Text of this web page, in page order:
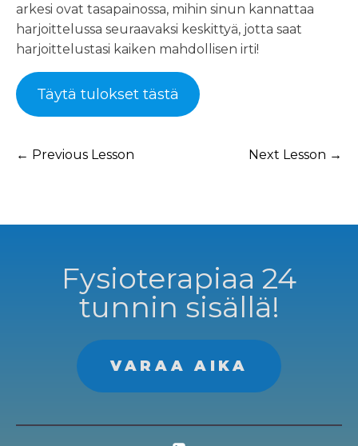
arkesi ovat tasapainossa, mihin sinun kannattaa
harjoittelussa seuraavaksi keskittyä, jotta saat
harjoittelustasi kaiken mahdollisen irti!
Täytä tulokset tästä
← Previous Lesson Next Lesson →
Fysioterapiaa 24
tunnin sisällä!
VARAA AIKA